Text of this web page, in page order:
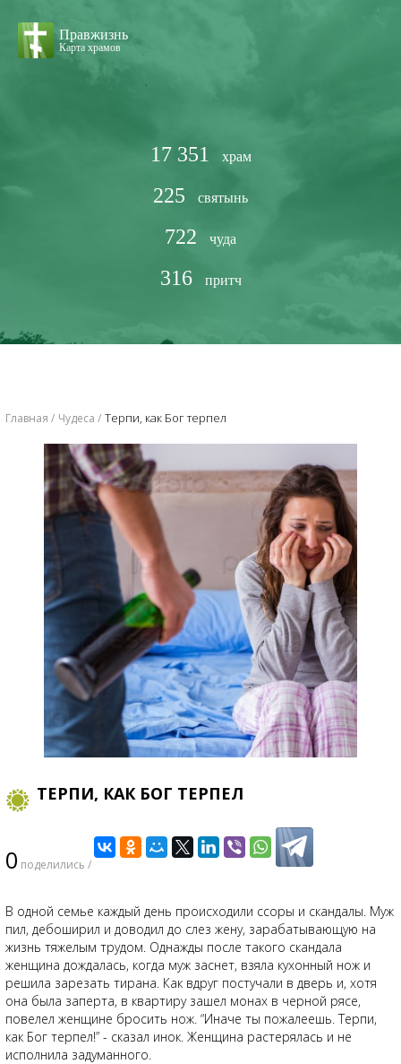
Правжизнь
Карта храмов
17 351 храм
225 святынь
722 чуда
316 притч
Главная Чудеса Терпи, как Бог терпел
ТЕРПИ, КАК БОГ ТЕРПЕЛ
0 поделились /
В одной семье каждый день происходили ссоры и скандалы. Муж
пил, дебоширил и доводил до слез жену, зарабатывающую на
жизнь тяжелым трудом. Однажды после такого скандала
женщина дождалась, когда муж заснет, взяла кухонный нож и
решила зарезать тирана. Как вдруг постучали в дверь и, хотя
она была заперта, в квартиру зашел монах в черной рясе,
повелел женщине бросить нож. “Иначе ты пожалеешь. Терпи,
как Бог терпел!” - сказал инок. Женщина растерялась и не
исполнила задуманного.